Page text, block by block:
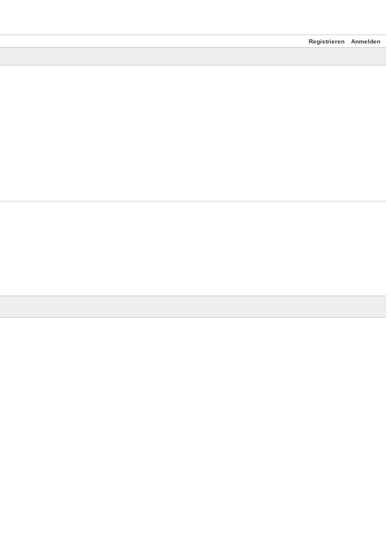
Registrieren Anmelden